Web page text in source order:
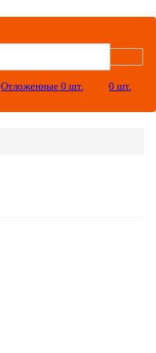
Отложенные 0 шт. 0 шт.